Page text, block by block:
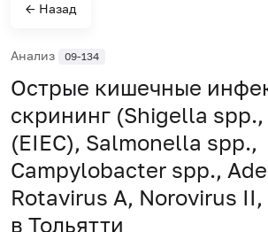
← Назад
Анализ 09-134
Острые кишечные
скрининг (Shigella spp.,
(EIEC), Salmonella spp.,
Campylobacter spp.,
Rotavirus A, Norovirus
в Тольятти